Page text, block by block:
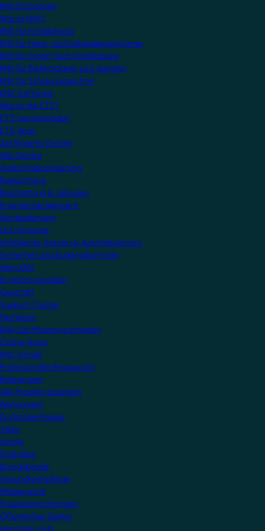
KNX Erforschen
Was ist KNX?
KNX für Installateure
KNX für Haus- und Gebäudeeigentümer
KNX für Smart Tech Installateure
KNX für Elektroplaner und -berater
KNX für Schulungszentren
KNX-Software
Was ist die ETS?
ETS herunterladen
ETS Apps
Zertifizierte Geräte
Alle Geräte
Audio/Videosteuerung
Beleuchtung
Beschattung & Jalousien
Energiemanagement
Fernbedienung
HLK-Systeme
Intelligente Szenen & Automatisierung
Sicherheit und Zugangskontrolle
Mein KNX
Ein Konto erstellen
Geschäft
Support-Center
Fachleute
KNX-Zertifizierung erhalten
Online-Kurse
KNX Virtuell
Professionelle Ressourcen
Referenzen
Alle Projekte anzeigen
Wohnungen
Einfamilienhäuser
Villen
Hotels
Flughäfen
Bürogebäude
Gesundheitspflege
Pädagogisch
Freizeiteinrichtungen
Öffentliches Sektor
Hersteller-Hub